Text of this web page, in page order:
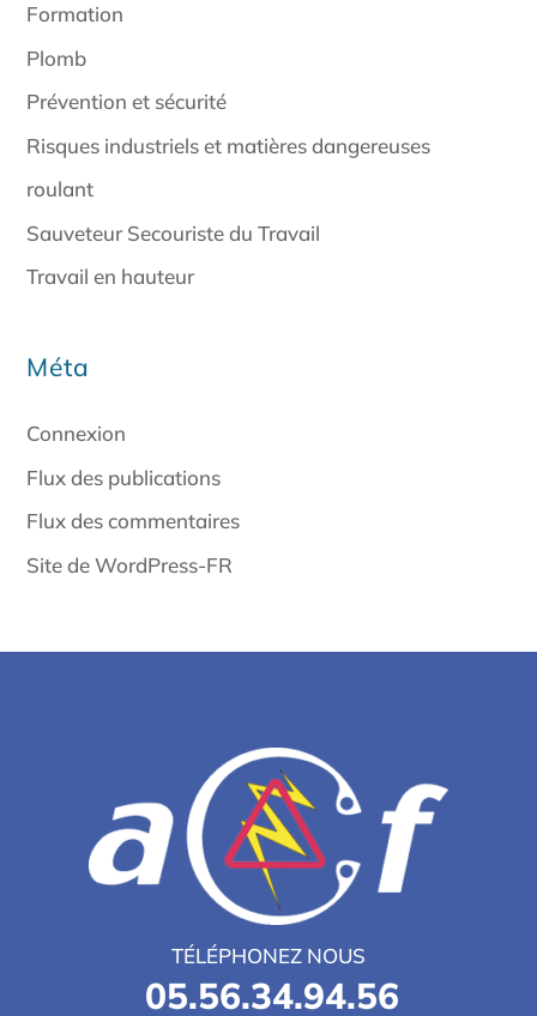
Formation
Plomb
Prévention et sécurité
Risques industriels et matières dangereuses
roulant
Sauveteur Secouriste du Travail
Travail en hauteur
Méta
Connexion
Flux des publications
Flux des commentaires
Site de WordPress-FR
TÉLÉPHONEZ NOUS
05.56.34.94.56